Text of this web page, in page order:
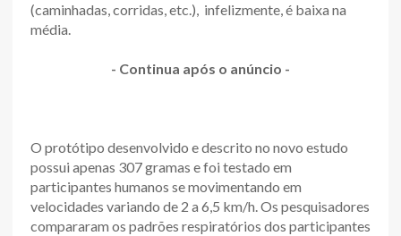
(caminhadas, corridas, etc.), infelizmente, é baixa na
média.
- Continua após o anúncio -
O protótipo desenvolvido e descrito no novo estudo
possui apenas 307 gramas e foi testado em
participantes humanos se movimentando em
velocidades variando de 2 a 6,5 km/h. Os pesquisadores
compararam os padrões respiratórios dos participantes